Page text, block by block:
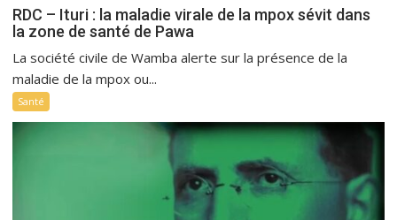
RDC – Ituri : la maladie virale de la mpox sévit dans
la zone de santé de Pawa
La société civile de Wamba alerte sur la présence de la
maladie de la mpox ou...
Santé